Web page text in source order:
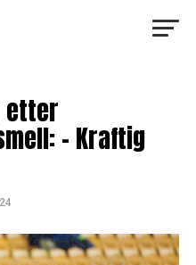
etter
– Kraftig